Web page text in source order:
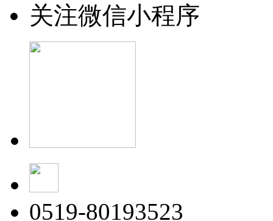
关注微信小程序
0519-80193523